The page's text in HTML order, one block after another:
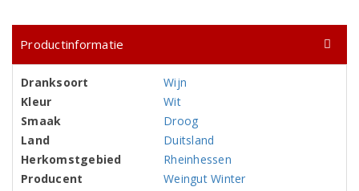
Productinformatie
Dranksoort
Wijn
Kleur
Wit
Smaak
Droog
Land
Duitsland
Herkomstgebied
Rheinhessen
Producent
Weingut Winter